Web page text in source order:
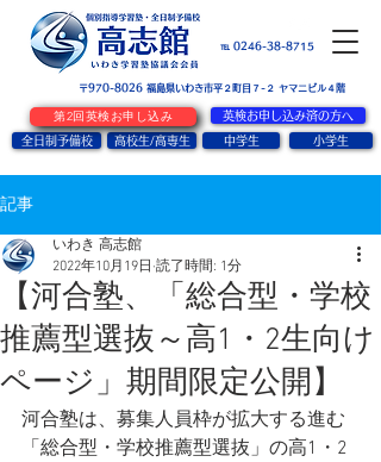
℡ 0246-38-8715
〒970-8026 ​福島県いわき市平２町目７-２ ヤマニビル４階
全日制予備校 高校生/高専生 中学生 小学生
英検お申し込み済の方へ
第2回英検お申し込み
記事
【河合塾、「総合型・学校
推薦型選抜～高1・2生向け
ページ」期間限定公開】
いわき 高志館
2022年10月19日 読了時間: 1分
河合塾は、募集人員枠が拡大する進む
「総合型・学校推薦型選抜」の高1・2